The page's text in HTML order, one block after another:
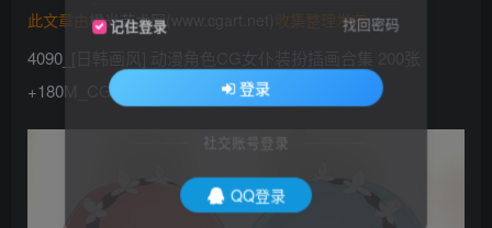
此文章由 橙光艺术网(www.cgart.net) 收集整理发布
4090_[日韩画风] 动漫角色CG女仆装扮插画合集 200张
+180M_CG原画素材
记住登录 找回密码
登录
社交账号登录
QQ登录